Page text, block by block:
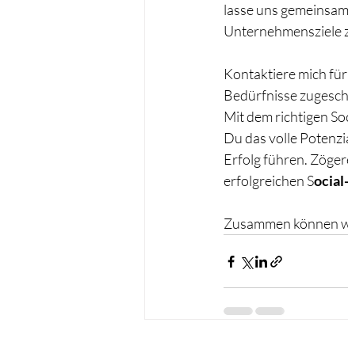
lasse uns
Unternehmensziele
Kontaktiere mich
Bedürfnisse
Mit dem richtigen
Du das volle
Erfolg führen.
erfolgreichen S
Zusammen können